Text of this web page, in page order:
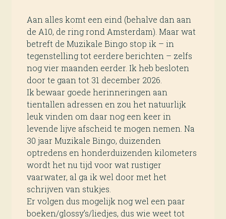
Aan alles komt een eind (behalve dan aan
de A10, de ring rond Amsterdam). Maar wat
betreft de Muzikale Bingo stop ik – in
tegenstelling tot eerdere berichten – zelfs
nog vier maanden eerder. Ik heb besloten
door te gaan tot 31 december 2026.
Ik bewaar goede herinneringen aan
tientallen adressen en zou het natuurlijk
leuk vinden om daar nog een keer in
levende lijve afscheid te mogen nemen. Na
30 jaar Muzikale Bingo, duizenden
optredens en honderduizenden kilometers
wordt het nu tijd voor wat rustiger
vaarwater, al ga ik wel door met het
schrijven van stukjes.
Er volgen dus mogelijk nog wel een paar
boeken/glossy’s/liedjes, dus wie weet tot